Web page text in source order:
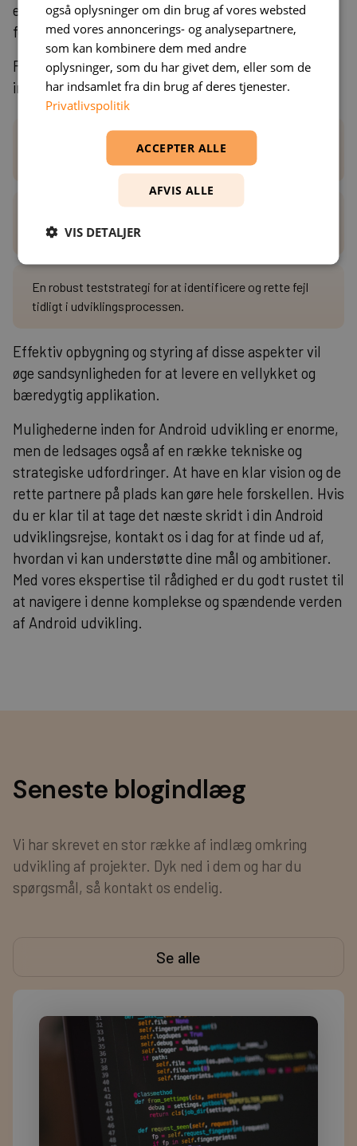
eksempel at udforske voreskonsulentmuligheder
for at katalysere dine projekter.
For at optimere din udviklingsproces bør du
investere i følgende:
Et agilt miljø, der kan tilpasses til ændringer og tillader
hurtig iteration og innovation.
for hurtigere at gå fra koncept til marked.
En robust teststrategi for at identificere og rette fejl
tidligt i udviklingsprocessen.
Effektiv opbygning og styring af disse aspekter vil
øge sandsynligheden for at levere en vellykket og
bæredygtig applikation.
Mulighederne inden for Android udvikling er enorme,
men de ledsages også af en række tekniske og
strategiske udfordringer. At have en klar vision og de
rette partnere på plads kan gøre hele forskellen. Hvis
du er klar til at tage det næste skridt i din Android
udviklingsrejse, kontakt os i dag for at finde ud af,
hvordan vi kan understøtte dine mål og ambitioner.
Med vores ekspertise til rådighed er du godt rustet til
at navigere i denne komplekse og spændende verden
af Android udvikling.
Seneste blogindlæg
Vi har skrevet en stor række af indlæg omkring
udvikling af projekter. Dyk ned i dem og har du
spørgsmål, så kontakt os endelig.
Se alle
også oplysninger om din brug af vores websted
med vores annoncerings- og analysepartnere,
som kan kombinere dem med andre
oplysninger, som du har givet dem, eller som de
har indsamlet fra din brug af deres tjenester.
Privatlivspolitik
ACCEPTER ALLE
AFVIS ALLE
VIS DETALJER